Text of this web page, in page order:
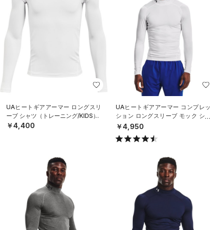
UAヒートギアアーマー ロングスリ
ーブ シャツ（トレーニング/KIDS）
￥4,400
UAヒートギアアーマー コンプレッ
ション ロングスリーブ モック シャ
ツ（トレーニング/MEN）
￥4,950